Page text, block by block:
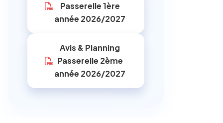
Passerelle 1ère
année 2026/2027
Avis & Planning
Passerelle 2ème
année 2026/2027